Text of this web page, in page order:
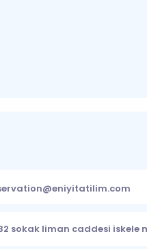
sokak liman caddesi